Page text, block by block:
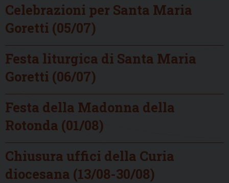
Celebrazioni per Santa Maria
Goretti (05/07)
Festa liturgica di Santa Maria
Goretti (06/07)
Festa della Madonna della
Rotonda (01/08)
Chiusura uffici della Curia
diocesana (13/08-30/08)